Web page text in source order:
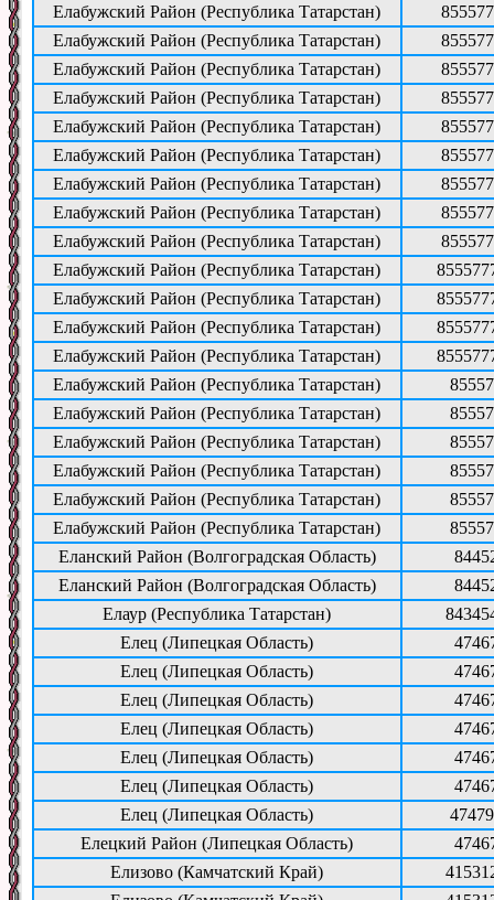
Елабужский Район (Республика Татарстан)
Елабужский Район (Республика Татарстан)
Елабужский Район (Республика Татарстан)
Елабужский Район (Республика Татарстан)
Елабужский Район (Республика Татарстан)
Елабужский Район (Республика Татарстан)
Елабужский Район (Республика Татарстан)
Елабужский Район (Республика Татарстан)
Елабужский Район (Республика Татарстан)
Елабужский Район (Республика Татарстан)
Елабужский Район (Республика Татарстан)
Елабужский Район (Республика Татарстан)
Елабужский Район (Республика Татарстан)
Елабужский Район (Республика Татарстан)
Елабужский Район (Республика Татарстан)
Елабужский Район (Республика Татарстан)
Елабужский Район (Республика Татарстан)
Елабужский Район (Республика Татарстан)
Елабужский Район (Республика Татарстан)
Еланский Район (Волгоградская Область)
Еланский Район (Волгоградская Область)
Елаур (Республика Татарстан)
Елец (Липецкая Область)
Елец (Липецкая Область)
Елец (Липецкая Область)
Елец (Липецкая Область)
Елец (Липецкая Область)
Елец (Липецкая Область)
Елец (Липецкая Область)
Елецкий Район (Липецкая Область)
Елизово (Камчатский Край)